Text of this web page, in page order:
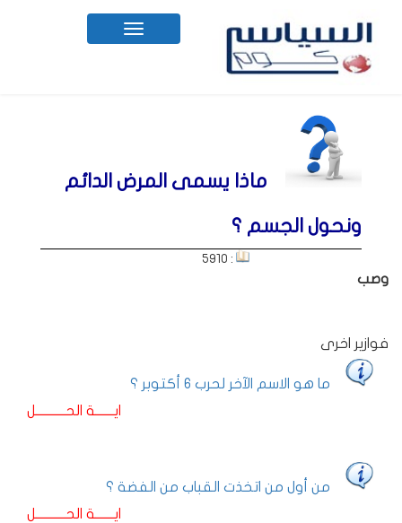
Toggle
navigation
ماذا يسمى المرض الدائم
ونحول الجسم ؟
: 5910
وصب
فوازير اخرى
ما هو الاسم الآخر لحرب 6 أكتوبر ؟
ايـــــــة الحـــــــــــل
من أول من اتخذت القباب من الفضة ؟
ايـــــــة الحـــــــــــل